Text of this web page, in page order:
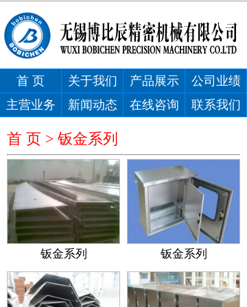
首 页 关于我们 产品展示
公司业绩
主营业务
新闻动态 在线咨询 联系我们
首 页 > 钣金系列
钣金系列 钣金系列